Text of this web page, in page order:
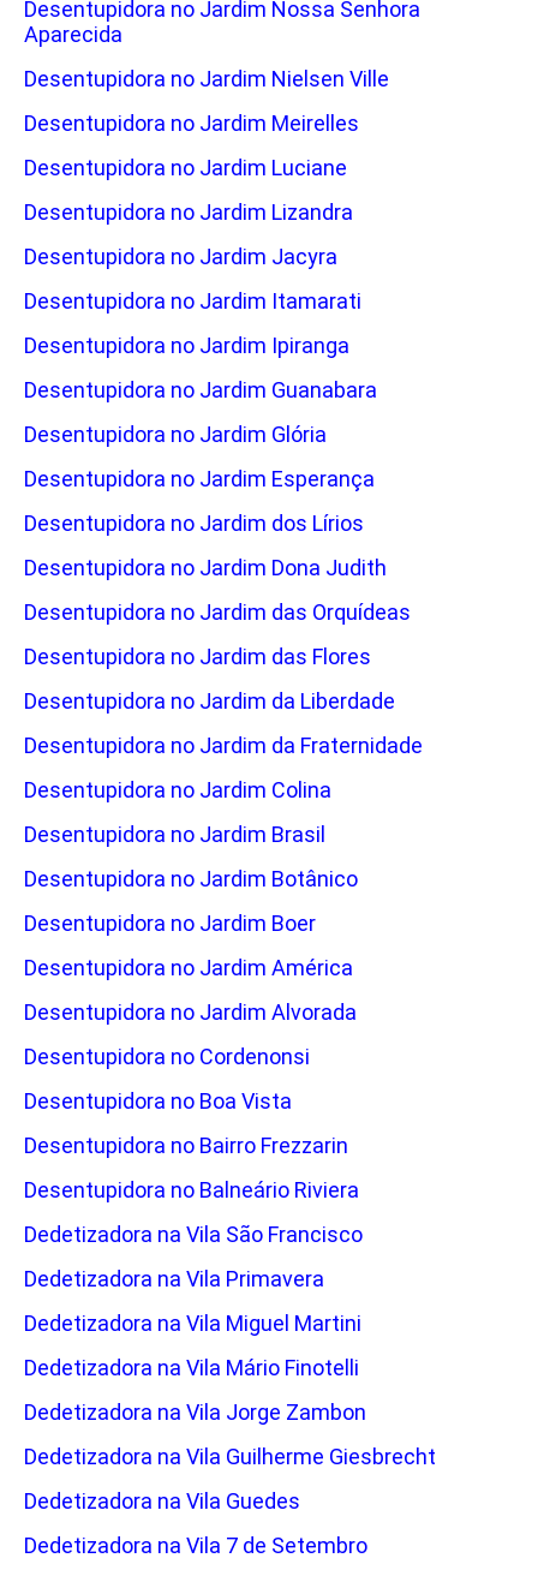
Desentupidora no Jardim Nossa Senhora
Aparecida
Desentupidora no Jardim Nielsen Ville
Desentupidora no Jardim Meirelles
Desentupidora no Jardim Luciane
Desentupidora no Jardim Lizandra
Desentupidora no Jardim Jacyra
Desentupidora no Jardim Itamarati
Desentupidora no Jardim Ipiranga
Desentupidora no Jardim Guanabara
Desentupidora no Jardim Glória
Desentupidora no Jardim Esperança
Desentupidora no Jardim dos Lírios
Desentupidora no Jardim Dona Judith
Desentupidora no Jardim das Orquídeas
Desentupidora no Jardim das Flores
Desentupidora no Jardim da Liberdade
Desentupidora no Jardim da Fraternidade
Desentupidora no Jardim Colina
Desentupidora no Jardim Brasil
Desentupidora no Jardim Botânico
Desentupidora no Jardim Boer
Desentupidora no Jardim América
Desentupidora no Jardim Alvorada
Desentupidora no Cordenonsi
Desentupidora no Boa Vista
Desentupidora no Bairro Frezzarin
Desentupidora no Balneário Riviera
Dedetizadora na Vila São Francisco
Dedetizadora na Vila Primavera
Dedetizadora na Vila Miguel Martini
Dedetizadora na Vila Mário Finotelli
Dedetizadora na Vila Jorge Zambon
Dedetizadora na Vila Guilherme Giesbrecht
Dedetizadora na Vila Guedes
Dedetizadora na Vila 7 de Setembro